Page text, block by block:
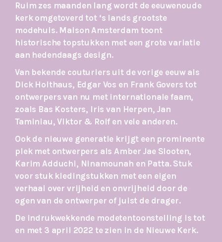
Ruim zes maanden lang wordt de eeuwenoude
kerk omgetoverd tot ‘s lands grootste
modehuis. Maison Amsterdam toont
historische topstukken met een grote variatie
aan hedendaags design.
Van bekende couturiers uit de vorige eeuw als
Dick Holthaus, Edgar Vos en Frank Govers tot
ontwerpers van nu met internationale faam,
zoals Bas Kosters, Iris van Herpen, Jan
Taminiau, Viktor & Rolf en vele anderen.
Ook de nieuwe generatie krijgt een prominente
plek met ontwerpers als Amber Jae Slooten,
Karim Adduchi, Ninamounah en Patta. Stuk
voor stuk kledingstukken met een eigen
verhaal over vrijheid en onvrijheid door de
ogen van de ontwerper of juist de drager.
De indrukwekkende modetentoonstelling is tot
en met 3 april 2022 te zien in de Nieuwe Kerk.